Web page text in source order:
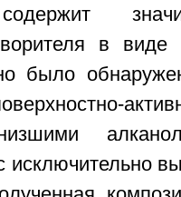
в виде
было
исключительно